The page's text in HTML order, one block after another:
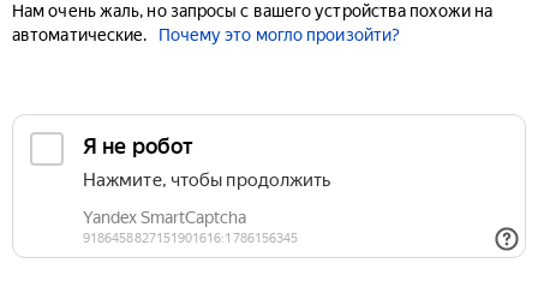
Нам очень жаль, но запросы с вашего устройства похожи на
автоматические.
Почему это могло произойти?